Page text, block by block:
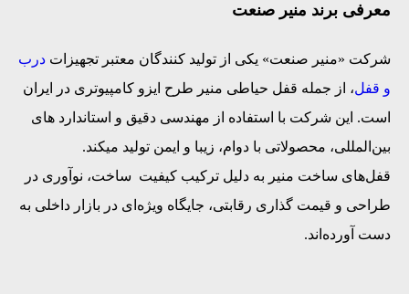
معرفی برند منیر صنعت
شرکت «منیر صنعت» یکی از تولید کنندگان معتبر تجهیزات درب
و قفل، از جمله قفل حیاطی منیر طرح ایزو کامپیوتری در ایران
است. این شرکت با استفاده از مهندسی دقیق و استاندارد های
بین‌المللی، محصولاتی با دوام، زیبا و ایمن تولید میکند.
قفل‌های ساخت منیر به دلیل ترکیب کیفیت ساخت، نوآوری در
طراحی و قیمت‌ گذاری رقابتی، جایگاه ویژه‌ای در بازار داخلی به
دست آورده‌اند.